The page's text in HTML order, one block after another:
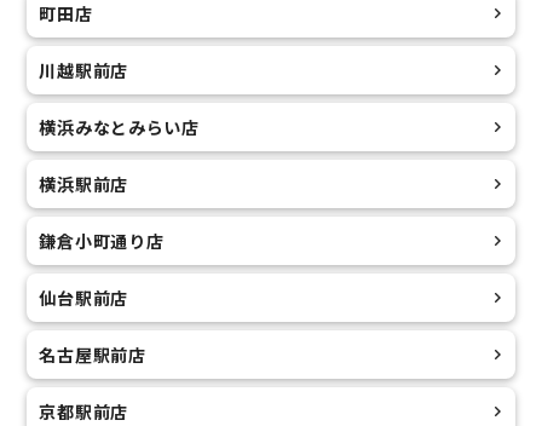
町田店
川越駅前店
横浜みなとみらい店
横浜駅前店
鎌倉小町通り店
仙台駅前店
名古屋駅前店
京都駅前店